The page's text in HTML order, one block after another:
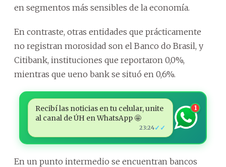
en segmentos más sensibles de la economía.
En contraste, otras entidades que prácticamente
no registran morosidad son el Banco do Brasil, y
Citibank, instituciones que reportaron 0,0%,
mientras que ueno bank se situó en 0,6%.
Recibí las noticias en tu celular, unite
al canal de ÚH en WhatsApp 🤩
23:24✓✓
1
En un punto intermedio se encuentran bancos